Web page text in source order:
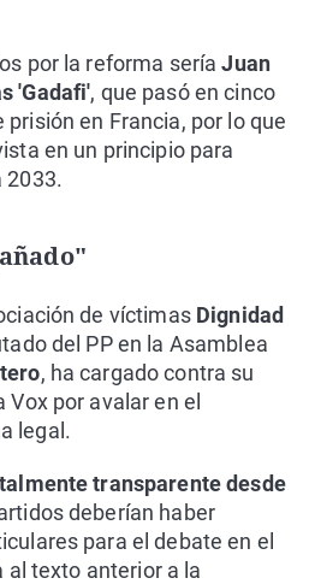
por la reforma seríaJuan
'Gadafi', que pasó en cinco
en Francia, por lo que
en un principio para
2033.
de víctimas Dignidad
del PP en la Asamblea
, ha cargado contra su
por avalar en el
legal.
transparente desde
deberían haber
para el debate en el
al texto anterior a la